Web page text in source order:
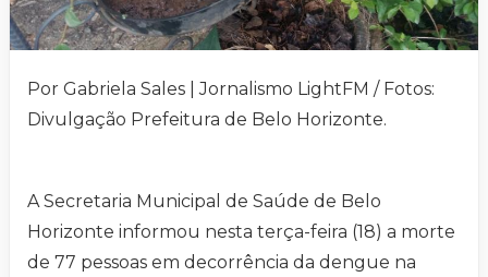
Por Gabriela Sales | Jornalismo LightFM / Fotos:
Divulgação Prefeitura de Belo Horizonte.
A Secretaria Municipal de Saúde de Belo
Horizonte informou nesta terça-feira (18) a morte
de 77 pessoas em decorrência da dengue na